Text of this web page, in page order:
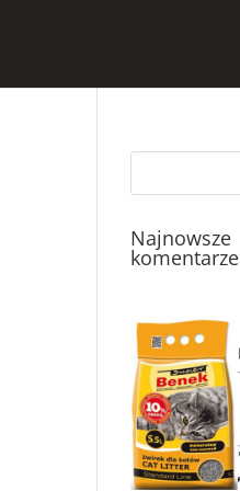
Najnowsze
komentarze